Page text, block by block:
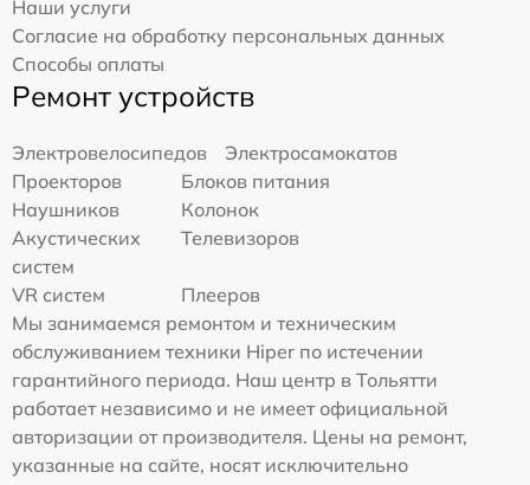
Наши услуги
Согласие на обработку персональных данных
Способы оплаты
Ремонт устройств
Электровелосипедов
Электросамокатов
Проекторов
Блоков питания
Наушников
Колонок
Акустических
систем
Телевизоров
VR систем
Плееров
Мы занимаемся ремонтом и техническим
обслуживанием техники Hiper по истечении
гарантийного периода. Наш центр в Тольятти
работает независимо и не имеет официальной
авторизации от производителя. Цены на ремонт,
указанные на сайте, носят исключительно